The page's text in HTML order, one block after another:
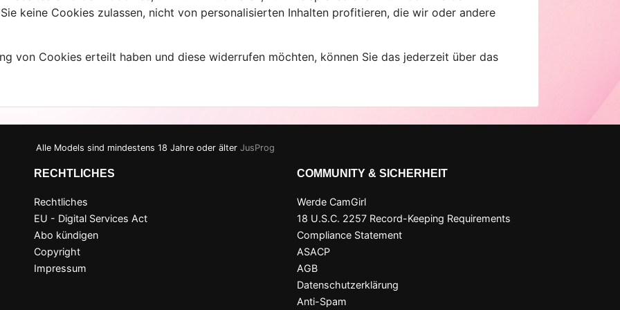
keine Cookies zulassen, nicht von personalisierten Inhalten profitieren, die wir oder andere
von Cookies erteilt haben und diese widerrufen möchten, können Sie das jederzeit über das
Alle Models sind mindestens 18 Jahre oder älter JusProg
RECHTLICHES
Rechtliches
EU - Digital Services Act
Abo kündigen
Copyright
Impressum
COMMUNITY & SICHERHEIT
Werde CamGirl
18 U.S.C. 2257 Record-Keeping Requirements
Compliance Statement
ASACP
AGB
Datenschutzerklärung
Anti-Spam